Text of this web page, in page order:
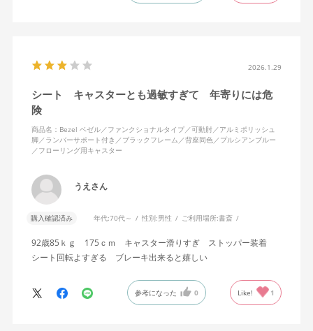
2026.1.29
シート キャスターとも過敏すぎて 年寄りには危
険
商品名：Bezel ベゼル／ファンクショナルタイプ／可動肘／アルミポリッシュ
脚／ランバーサポート付き／ブラックフレーム／背座同色／プルシアンブルー
／フローリング用キャスター
うえさん
購入確認済み 年代:70代～ 性別:男性 ご利用場所:書斎
92歳85ｋｇ 175ｃｍ キャスター滑りすぎ ストッパー装着
シート回転よすぎる ブレーキ出来ると嬉しい
参考になった 0 Like! 1